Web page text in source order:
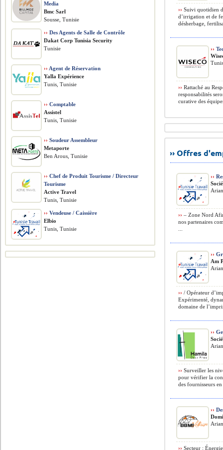
›› Suivi quotidien
d’irrigation et de
désherbage,
››
›› Rattaché au
responsabilités
curative des
›› Offres
››
›› – Zone Nord
nos partenaires
››
Am
›› / Opérateur
Expérimenté,
domaine de
››
›› Surveiller les
pour vérifier la
des fournisseurs
››
›› Secteur :
Media
Bmc Sarl
Sousse, Tunisie
›› Des Agents de Salle de Contrôle
Dakat Corp Tunisia Security
Tunisie
›› Agent de Réservation
Yalla Expérience
Tunis, Tunisie
›› Comptable
Assistel
Tunis, Tunisie
›› Soudeur Assembleur
Metaporte
Ben Arous, Tunisie
›› Chef de Produit Tourisme / Directeur
Tourisme
Active Travel
Tunis, Tunisie
›› Vendeuse / Caissière
Elbio
Tunis, Tunisie